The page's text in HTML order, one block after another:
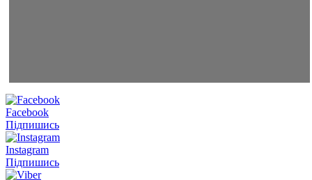
Facebook
Підпишись
Instagram
Підпишись